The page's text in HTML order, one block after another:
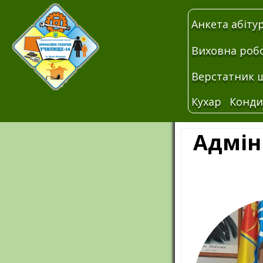
Анкета
Виховна
Система
роботи
Студентське
право
Сторінка
виховання
Наші
Верстатник
Кухар